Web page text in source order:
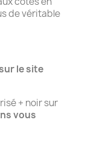
de véritable
le site
+ noir sur
vous